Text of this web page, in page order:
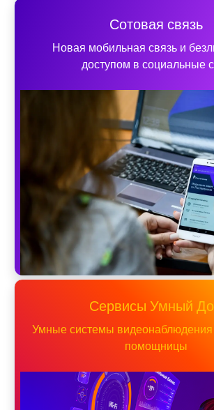
Сотовая связь
Новая мобильная связь и
доступом в социальные
Сервисы Умный
Умные системы видеонаблюдения
помощницы